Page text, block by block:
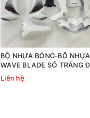
BỘ NHỰA BÓNG-BỘ NHỰA
WAVE BLADE SỐ TRẮNG
THƯỜNG
Liên hệ